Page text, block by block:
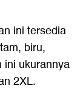
ini tersedia
biru,
ini ukurannya
2XL.